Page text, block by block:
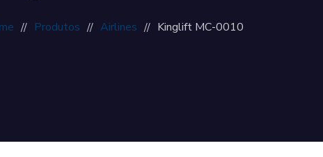
Produtos Airlines Kinglift MC-0010